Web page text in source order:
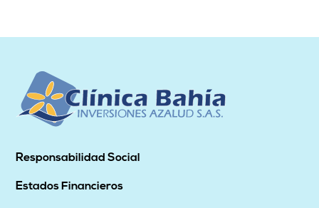
Responsabilidad Social
Estados Financieros